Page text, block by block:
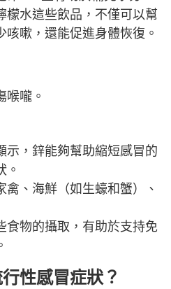
檬水這些飲品，不僅可以幫
咳嗽，還能促進身體恢復。
喉嚨。
示，鋅能夠幫助縮短感冒的
。
禽、海鮮（如生蠔和蟹）、
食物的攝取，有助於支持免
性感冒症狀？